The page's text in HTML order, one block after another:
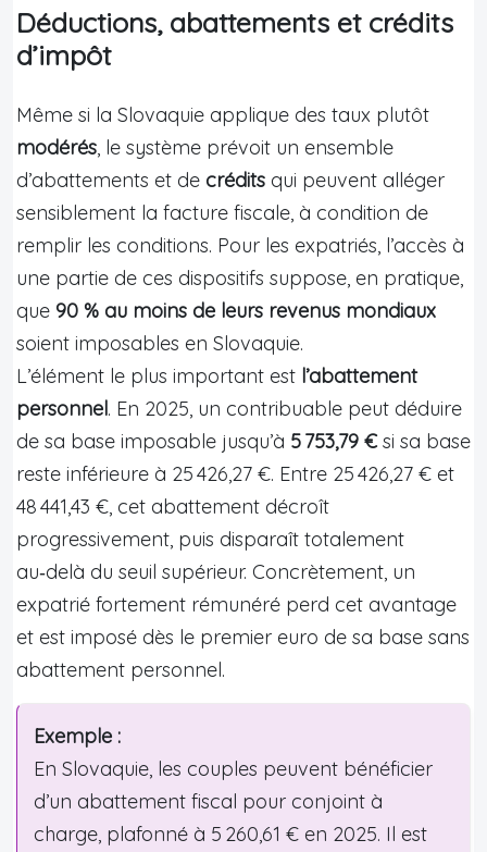
Déductions, abattements et crédits
d’impôt
Même si la Slovaquie applique des taux plutôt
modérés, le système prévoit un ensemble
d’abattements et de crédits qui peuvent alléger
sensiblement la facture fiscale, à condition de
remplir les conditions. Pour les expatriés, l’accès à
une partie de ces dispositifs suppose, en pratique,
que 90 % au moins de leurs revenus mondiaux
soient imposables en Slovaquie.
L’élément le plus important est l’abattement
personnel. En 2025, un contribuable peut déduire
de sa base imposable jusqu’à 5 753,79 €si sa base
reste inférieure à 25 426,27 €. Entre 25 426,27 € et
48 441,43 €, cet abattement décroît
progressivement, puis disparaît totalement
au‑delà du seuil supérieur. Concrètement, un
expatrié fortement rémunéré perd cet avantage
et est imposé dès le premier euro de sa base sans
abattement personnel.
Exemple :
En Slovaquie, les couples peuvent bénéficier
d’un abattement fiscal pour conjoint à
charge, plafonné à 5 260,61 € en 2025. Il est